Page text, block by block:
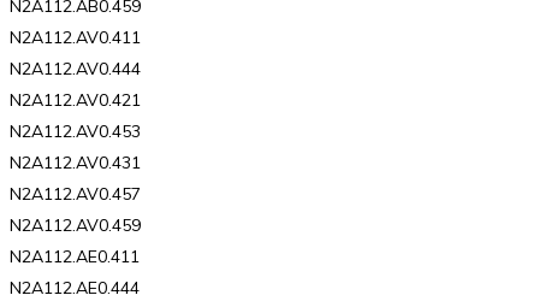
N2A112.AB0.459
N2A112.AV0.411
N2A112.AV0.444
N2A112.AV0.421
N2A112.AV0.453
N2A112.AV0.431
N2A112.AV0.457
N2A112.AV0.459
N2A112.AE0.411
N2A112.AE0.444